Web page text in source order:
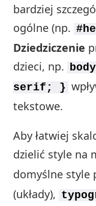
bardziej
ogólne (np.
Dziedziczenie
dzieci, np.
serif; }
tekstowe.
Aby łatwiej
dzielić style na
domyślne style
(układy),